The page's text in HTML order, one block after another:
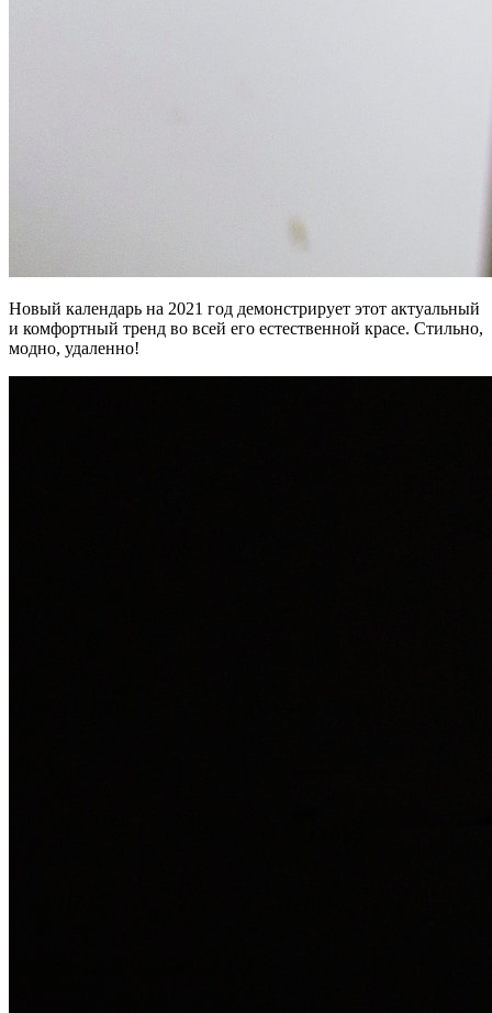
Новый календарь на 2021 год демонстрирует этот актуальный
и комфортный тренд во всей его естественной красе. Стильно,
модно, удаленно!